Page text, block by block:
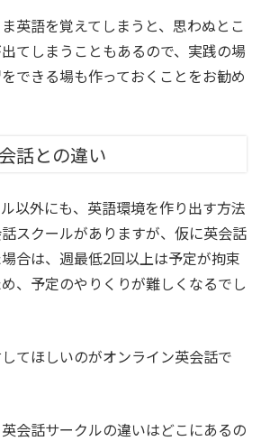
英語を覚えてしまうと、思わぬとこ
てしまうこともあるので、実践の場
できる場も作っておくことをお勧め
話との違い
以外にも、英語環境を作り出す方法
スクールがありますが、仮に英会話
合は、週最低2回以上は予定が拘束
、予定のやりくりが難しくなるでし
てほしいのがオンライン英会話で
会話サークルの違いはどこにあるの